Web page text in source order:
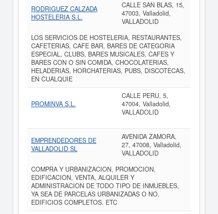
RODRIGUEZ CALZADA
HOSTELERIA S.L.
CALLE SAN BLAS, 15,
47003, Valladolid,
VALLADOLID
LOS SERVICIOS DE HOSTELERIA, RESTAURANTES,
CAFETERIAS, CAFE BAR, BARES DE CATEGORIA
ESPECIAL, CLUBS, BARES MUSICALES, CAFES Y
BARES CON O SIN COMIDA, CHOCOLATERIAS,
HELADERIAS, HORCHATERIAS, PUBS, DISCOTECAS,
EN CUALQUIE
PROMINVA S.L.
CALLE PERU, 5,
47004, Valladolid,
VALLADOLID
EMPRENDEDORES DE
VALLADOLID SL
AVENIDA ZAMORA,
27, 47008, Valladolid,
VALLADOLID
COMPRA Y URBANIZACION, PROMOCION,
EDIFICACION, VENTA, ALQUILER Y
ADMINISTRACION DE TODO TIPO DE INMUEBLES,
YA SEA DE PARCELAS URBANIZADAS O NO,
EDIFICIOS COMPLETOS. ETC